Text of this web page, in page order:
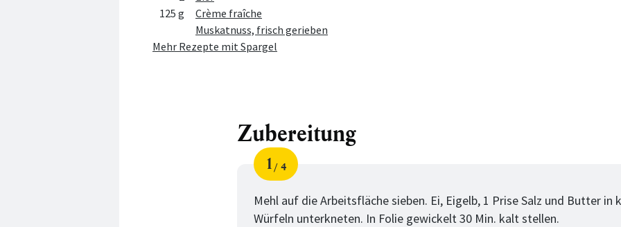
125 g
Crème fraîche
Muskatnuss, frisch gerieben
Mehr Rezepte mit Spargel
Zubereitung
Schritt
1
von
4
Mehl auf die Arbeitsfläche sieben. Ei, Eigelb, 1 Prise Salz und Butter in
Würfeln unterkneten. In Folie gewickelt 30 Min. kalt stellen.